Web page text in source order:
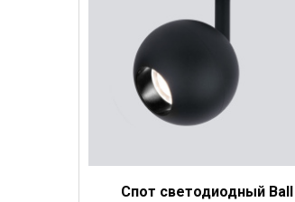
Спот светодиодный Ball